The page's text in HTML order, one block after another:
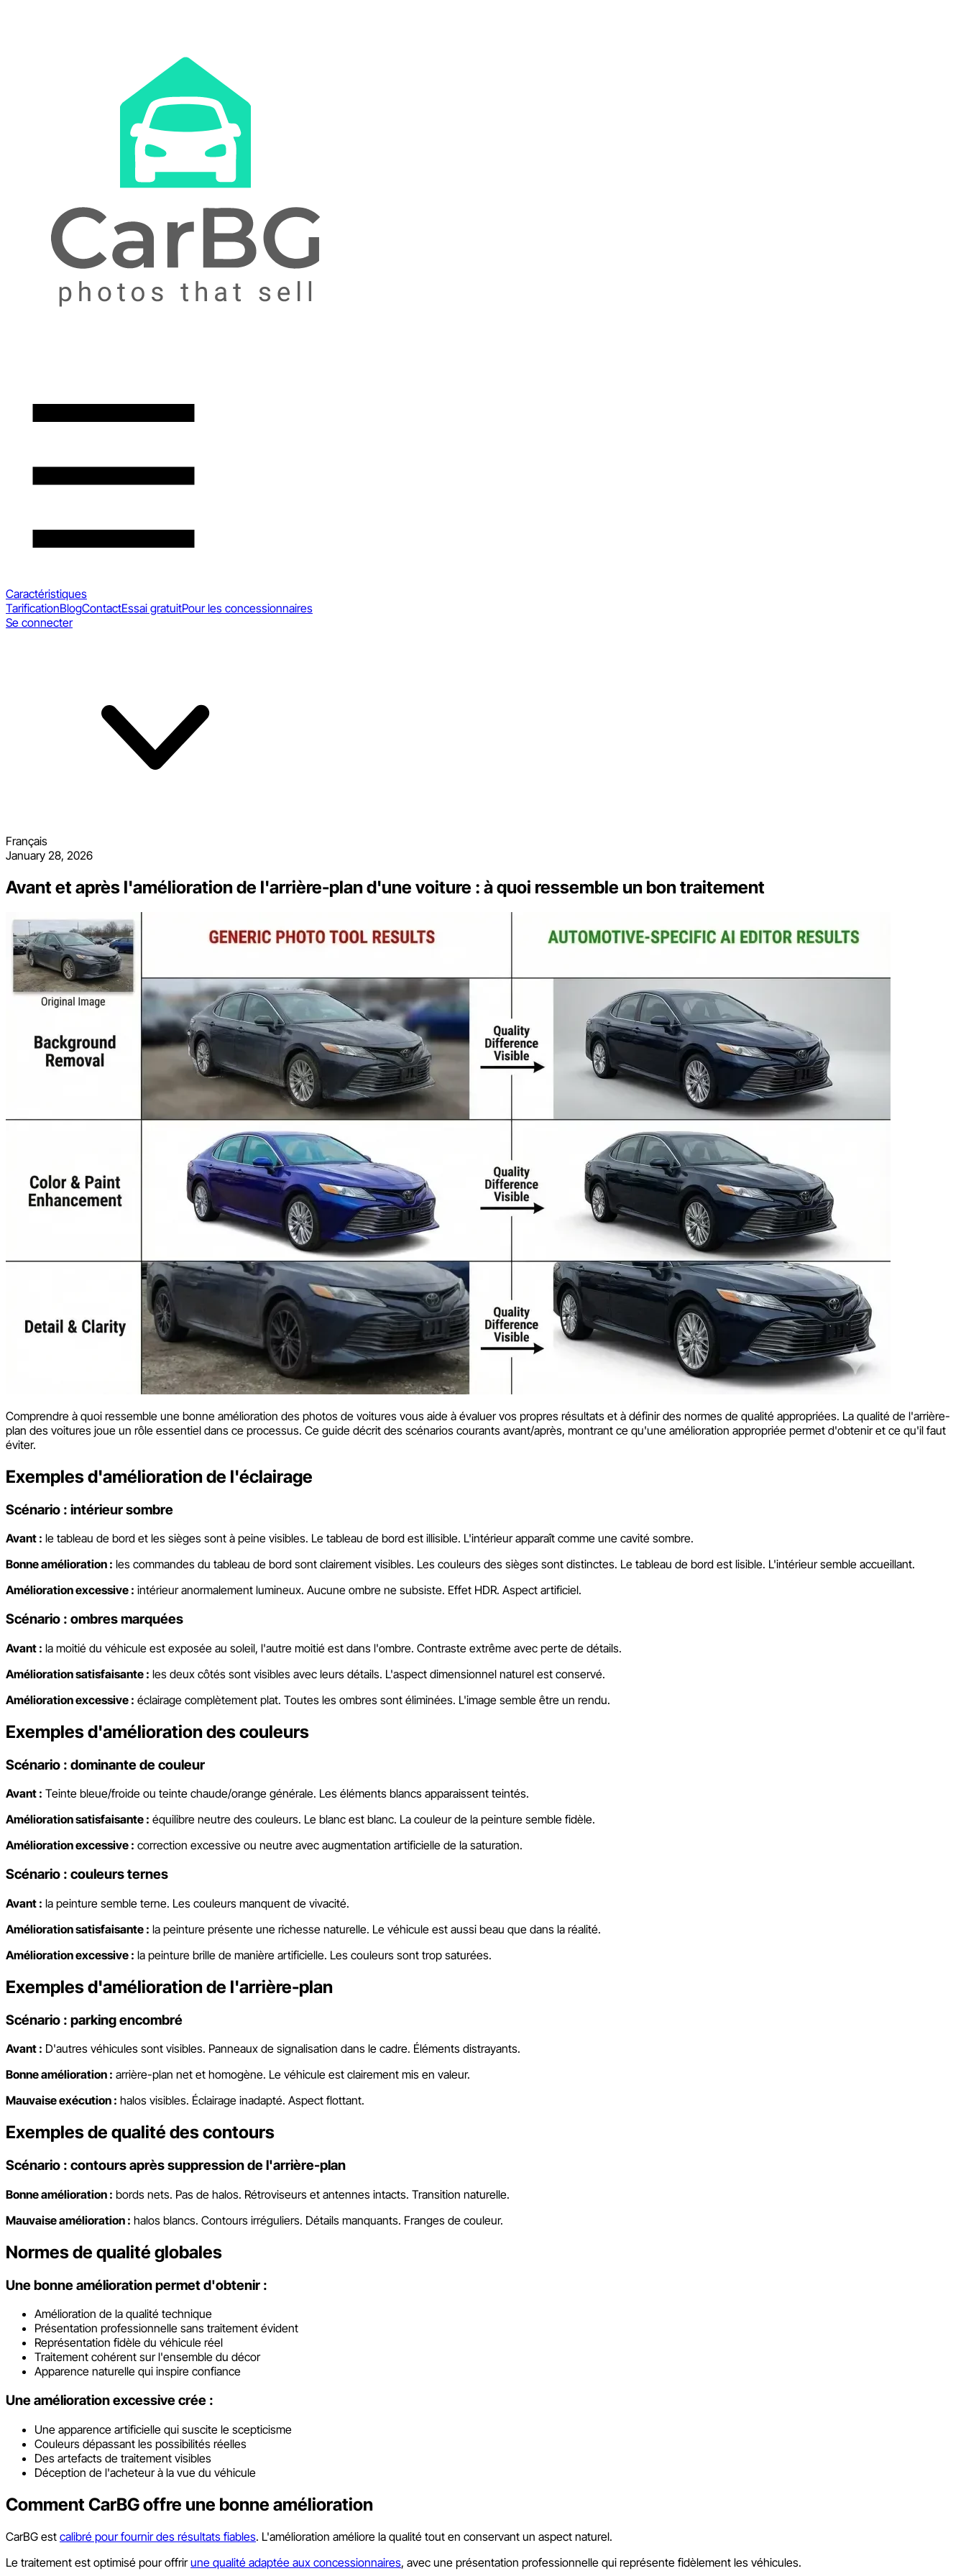
Caractéristiques
TarificationBlogContactEssai gratuitPour les concessionnaires
Se connecter
Français
January 28, 2026
Avant et après l'amélioration de l'arrière-plan d'une voiture : à quoi ressemble un bon traitement
Comprendre à quoi ressemble une bonne amélioration des photos de voitures vous aide à évaluer vos propres résultats et à définir des normes de qualité appropriées. La qualité de l'arrière-
plan des voitures joue un rôle essentiel dans ce processus. Ce guide décrit des scénarios courants avant/après, montrant ce qu'une amélioration appropriée permet d'obtenir et ce qu'il faut
éviter.
Exemples d'amélioration de l'éclairage
Scénario : intérieur sombre
Avant : le tableau de bord et les sièges sont à peine visibles. Le tableau de bord est illisible. L'intérieur apparaît comme une cavité sombre.
Bonne amélioration : les commandes du tableau de bord sont clairement visibles. Les couleurs des sièges sont distinctes. Le tableau de bord est lisible. L'intérieur semble accueillant.
Amélioration excessive : intérieur anormalement lumineux. Aucune ombre ne subsiste. Effet HDR. Aspect artificiel.
Scénario : ombres marquées
Avant : la moitié du véhicule est exposée au soleil, l'autre moitié est dans l'ombre. Contraste extrême avec perte de détails.
Amélioration satisfaisante : les deux côtés sont visibles avec leurs détails. L'aspect dimensionnel naturel est conservé.
Amélioration excessive : éclairage complètement plat. Toutes les ombres sont éliminées. L'image semble être un rendu.
Exemples d'amélioration des couleurs
Scénario : dominante de couleur
Avant : Teinte bleue/froide ou teinte chaude/orange générale. Les éléments blancs apparaissent teintés.
Amélioration satisfaisante : équilibre neutre des couleurs. Le blanc est blanc. La couleur de la peinture semble fidèle.
Amélioration excessive : correction excessive ou neutre avec augmentation artificielle de la saturation.
Scénario : couleurs ternes
Avant : la peinture semble terne. Les couleurs manquent de vivacité.
Amélioration satisfaisante : la peinture présente une richesse naturelle. Le véhicule est aussi beau que dans la réalité.
Amélioration excessive : la peinture brille de manière artificielle. Les couleurs sont trop saturées.
Exemples d'amélioration de l'arrière-plan
Scénario : parking encombré
Avant : D'autres véhicules sont visibles. Panneaux de signalisation dans le cadre. Éléments distrayants.
Bonne amélioration : arrière-plan net et homogène. Le véhicule est clairement mis en valeur.
Mauvaise exécution : halos visibles. Éclairage inadapté. Aspect flottant.
Exemples de qualité des contours
Scénario : contours après suppression de l'arrière-plan
Bonne amélioration : bords nets. Pas de halos. Rétroviseurs et antennes intacts. Transition naturelle.
Mauvaise amélioration : halos blancs. Contours irréguliers. Détails manquants. Franges de couleur.
Normes de qualité globales
Une bonne amélioration permet d'obtenir :
Amélioration de la qualité technique
Présentation professionnelle sans traitement évident
Représentation fidèle du véhicule réel
Traitement cohérent sur l'ensemble du décor
Apparence naturelle qui inspire confiance
Une amélioration excessive crée :
Une apparence artificielle qui suscite le scepticisme
Couleurs dépassant les possibilités réelles
Des artefacts de traitement visibles
Déception de l'acheteur à la vue du véhicule
Comment CarBG offre une bonne amélioration
CarBG est calibré pour fournir des résultats fiables. L'amélioration améliore la qualité tout en conservant un aspect naturel.
Le traitement est optimisé pour offrirune qualité adaptée aux concessionnaires, avec une présentation professionnelle qui représente fidèlement les véhicules.